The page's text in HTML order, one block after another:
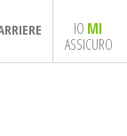
IO MI
ASSICURO